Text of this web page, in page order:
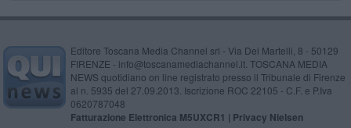
Editore Toscana Media Channel srl - Via Dei Martelli, 8 - 50129
FIRENZE - info@toscanamediachannel.it. TOSCANA MEDIA
NEWS quotidiano on line registrato presso il Tribunale di Firenze
al n. 5935 del 27.09.2013. Iscrizione ROC 22105 - C.F. e P.Iva
0620787048
Fatturazione Elettronica M5UXCR1 | Privacy Nielsen